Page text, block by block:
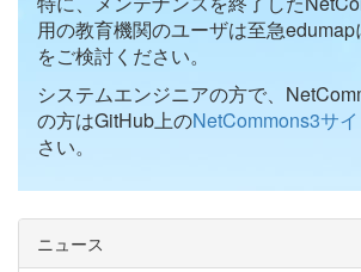
用の教育機関のユーザは至急edumap
をご検討ください。
システムエンジニアの方で、
の方はGitHub上のNetCommons3サイ
さい。
ニュース